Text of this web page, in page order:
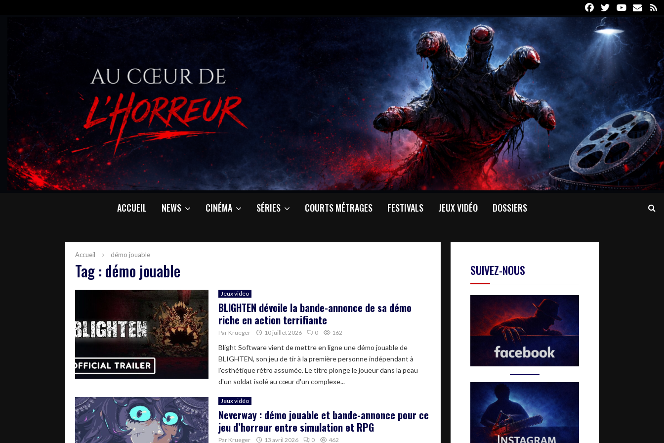
FacebookTwitterYoutube
Email
ACCUEIL NEWS CINÉMA SÉRIES COURTS MÉTRAGES FESTIVALS JEUX VIDÉO DOSSIERS
Accueil démo jouable
Tag : démo jouable
Jeux vidéo
BLIGHTEN dévoile la bande-annonce de sa démo
riche en action terrifiante
Par Krueger 10 juillet 2026 0 162
Blight Software vient de mettre en ligne une démo jouable de
BLIGHTEN, son jeu de tir à la première personne indépendant à
l'esthétique rétro assumée. Le titre plonge le joueur dans la peau
d'un soldat isolé au cœur d'un complexe...
Jeux vidéo
Neverway : démo jouable et bande-annonce pour ce
jeu d’horreur entre simulation et RPG
Par Krueger 13 avril 2026 0 462
SUIVEZ-NOUS